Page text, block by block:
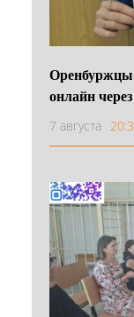
Оренбуржцы
онлайн
7 августа